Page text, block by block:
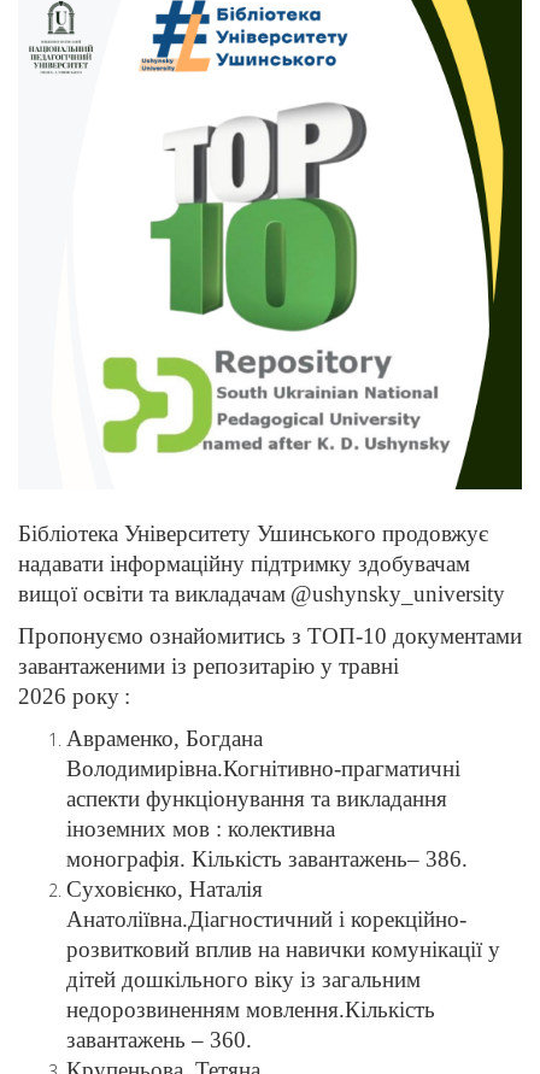
Бібліотека Університету Ушинського продовжує
надавати інформаційну підтримку здобувачам
вищої освіти та викладачам @ushynsky_university
Пропонуємо ознайомитись з ТОП-10 документами
завантаженими із репозитарію у травні
2026 року :
Авраменко, Богдана
Володимирівна.Когнітивно-прагматичні
аспекти функціонування та викладання
іноземних мов : колективна
монографія. Кількість завантажень– 386.
Суховієнко, Наталія
Анатоліївна.Діагностичний і корекційно-
розвитковий вплив на навички комунікації у
дітей дошкільного віку із загальним
недорозвиненням мовлення.Кількість
завантажень – 360.